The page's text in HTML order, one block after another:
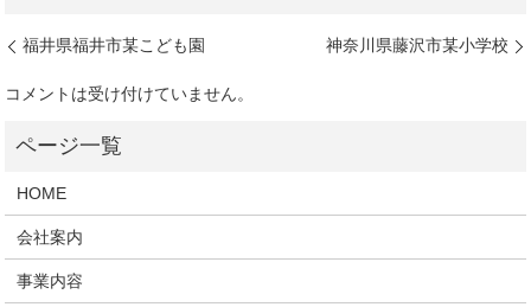
福井県福井市某こども園 神奈川県藤沢市某小学校
コメントは受け付けていません。
HOME
会社案内
事業内容